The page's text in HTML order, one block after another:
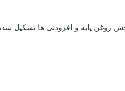
روغن پایه و افزودنی ها تشکیل